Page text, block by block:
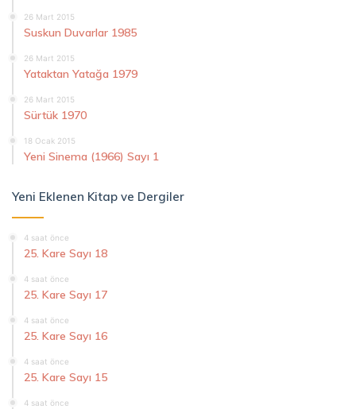
26 Mart 2015
Suskun Duvarlar 1985
26 Mart 2015
Yataktan Yatağa 1979
26 Mart 2015
Sürtük 1970
18 Ocak 2015
Yeni Sinema (1966) Sayı 1
Yeni Eklenen Kitap ve Dergiler
4 saat önce
25. Kare Sayı 18
4 saat önce
25. Kare Sayı 17
4 saat önce
25. Kare Sayı 16
4 saat önce
25. Kare Sayı 15
4 saat önce